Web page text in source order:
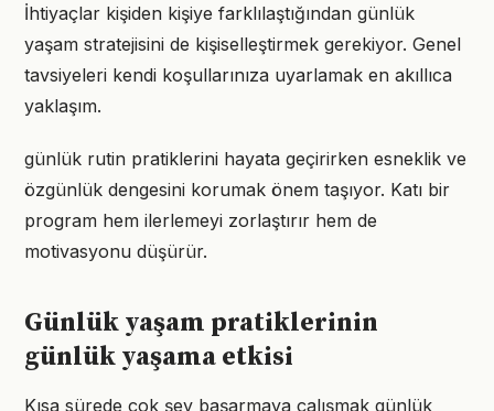
İhtiyaçlar kişiden kişiye farklılaştığından günlük
yaşam stratejisini de kişiselleştirmek gerekiyor. Genel
tavsiyeleri kendi koşullarınıza uyarlamak en akıllıca
yaklaşım.
günlük rutin pratiklerini hayata geçirirken esneklik ve
özgünlük dengesini korumak önem taşıyor. Katı bir
program hem ilerlemeyi zorlaştırır hem de
motivasyonu düşürür.
Günlük yaşam pratiklerinin
günlük yaşama etkisi
Kısa sürede çok şey başarmaya çalışmak günlük